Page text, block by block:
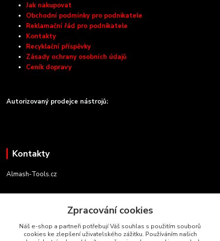
Jak nakupovat
Obchodní podmínky pro podnikatele
Reklamační řád pro podnikatele
Kontakty
Recyklační příspěvky
Zásady ochrany osobních údajů
Ceník dopravy
Autorizovaný prodejce nástrojů:
Kontakty
Almash-Tools.cz
Aleš Kolář
+420 603 145 054
info@almash-tools.cz
Zpracování cookies
Náš e-shop a partneři potřebují Váš souhlas s použitím souborů
cookies ke zlepšení uživatelského zážitku. Používáním našich